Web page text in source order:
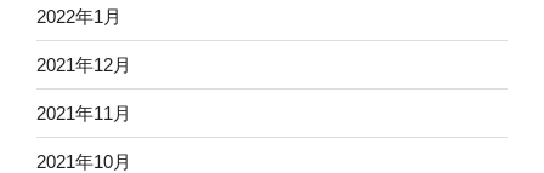
2022年1月
2021年12月
2021年11月
2021年10月